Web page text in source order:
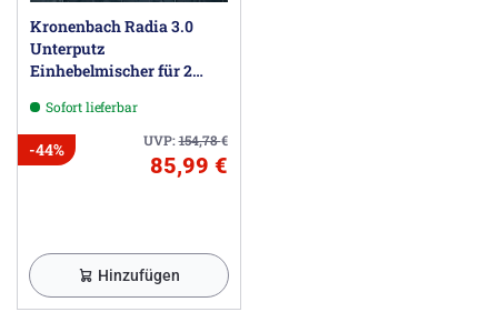
Kronenbach Radia 3.0
Unterputz
Einhebelmischer für 2
Sofort lieferbar
UVP:154,78€
-44%
85,99 €
Hinzufügen